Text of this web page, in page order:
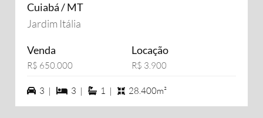
Cuiabá / MT
Jardim Itália
Venda
R$ 650.000
Locação
R$ 3.900
3 vagas na garagem
3 | 3 dormiórios
3 | 1 suítes
1 | 28.400m²